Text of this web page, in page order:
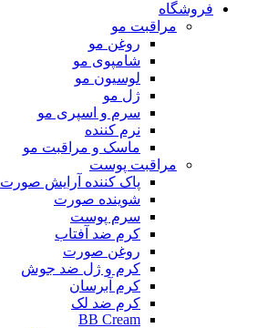
فروشگاه
مراقبت مو
روغن مو
شامپوی مو
لوسیون مو
ژل مو
سرم و اسپری مو
نرم کننده
ماسک و مراقبت مو
مراقبت پوست
پاک کننده آرایش صورت
شوینده صورت
سرم پوست
کرم ضد آفتاب
روغن صورت
کرم و ژل ضد جوش
کرم آبرسان
کرم ضد لک
BB Cream